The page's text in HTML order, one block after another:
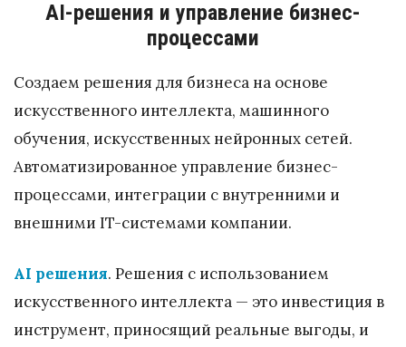
AI-решения и управление бизнес-
процессами
Создаем решения для бизнеса на основе
искусственного интеллекта, машинного
обучения, искусственных нейронных сетей.
Автоматизированное управление бизнес-
процессами, интеграции с внутренними и
внешними IT-системами компании.
AI решения. Решения с использованием
искусственного интеллекта — это инвестиция в
инструмент, приносящий реальные выгоды, и